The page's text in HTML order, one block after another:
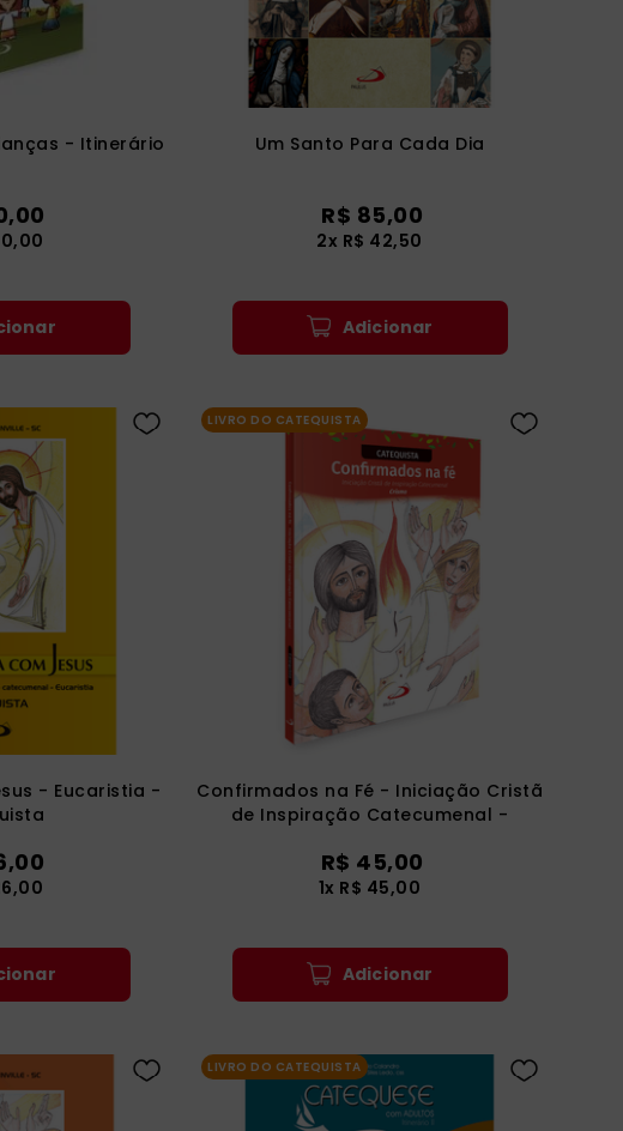
- Itinerário
,00
,00
Um Santo Para Cada Dia
R$ 85,00
2x R$ 42,50
Adicionar
- Eucaristia -
,00
,00
LIVRO DO CATEQUISTA
Confirmados na Fé - Iniciação Cristã
de Inspiração Catecumenal -
R$ 45,00
1x R$ 45,00
Adicionar
LIVRO DO CATEQUISTA